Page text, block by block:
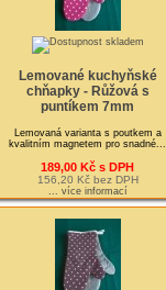
Lemované kuchyňské
chňapky - Růžová s
puntíkem 7mm
Lemovaná varianta s poutkem a
kvalitním magnetem pro snadné...
189,00 Kč s DPH
156,20 Kč bez DPH
... více informací